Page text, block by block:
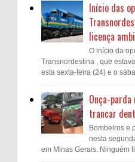
Início das
licença
O início da
Transnordestina , que
esta sexta-feira (24) e o
Onça-
trancar
Bombeiros e
nesta
em Minas Gerais. Ninguém